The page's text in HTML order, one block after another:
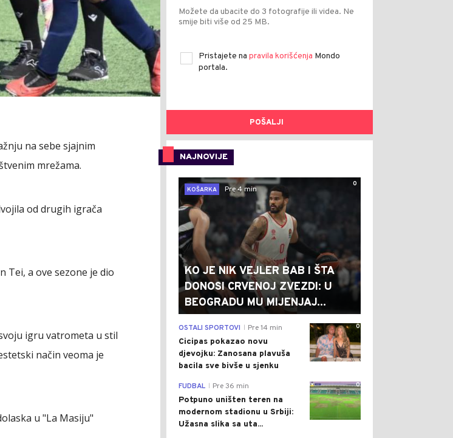
na sebe sjajnim
mrežama.
od drugih igrača
Tei, a ove sezone je dio
igru vatrometa u stil
način veoma je
u "La Masiju"
Možete da ubacite do 3 fotografije ili videa. Ne
smije biti više od 25 MB.
Pristajete na pravila korišćenja Mondo
portala.
POŠALJI
NAJNOVIJE
0
KOŠARKA
Pre 4 min
KO JE NIK VEJLER BAB I ŠTA
DONOSI CRVENOJ ZVEZDI: U
BEOGRADU MU MIJENJAJ...
0
OSTALI SPORTOVI Pre 14 min
Cicipas pokazao novu
djevojku: Zanosana plavuša
bacila sve bivše u sjenku
0
FUDBAL Pre 36 min
Potpuno uništen teren na
modernom stadionu u Srbiji:
Užasna slika sa uta...